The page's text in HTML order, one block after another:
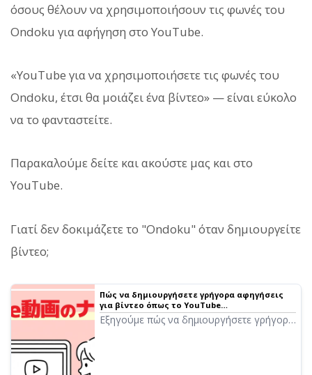
όσους θέλουν να χρησιμοποιήσουν τις φωνές του
Ondoku για αφήγηση στο YouTube.
«YouTube για να χρησιμοποιήσετε τις φωνές του
Ondoku, έτσι θα μοιάζει ένα βίντεο» — είναι εύκολο
να το φανταστείτε.
Παρακαλούμε δείτε και ακούστε μας και στο
YouTube.
Γιατί δεν δοκιμάζετε το "Ondoku" όταν δημιουργείτε
βίντεο;
Πώς να δημιουργήσετε γρήγορα αφηγήσεις
για βίντεο όπως το YouTube
χρησιμοποιώντας λογισμικό μετατροπής
κειμένου σε ομιλία. Συμβουλές και σημεία-
Εξηγούμε πώς να δημιουργήσετε γρήγορα